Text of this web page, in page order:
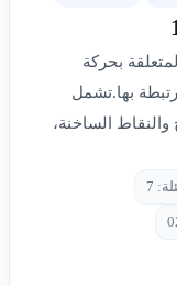
بحركة
بها.تشمل
والنقاط الساخنة،
7